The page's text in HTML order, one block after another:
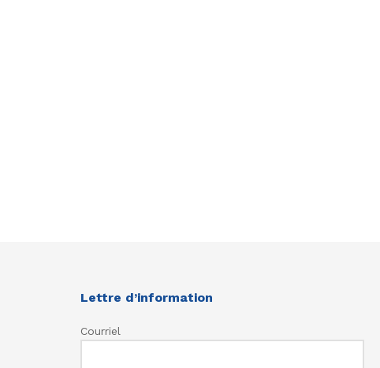
Lettre d’information
Courriel